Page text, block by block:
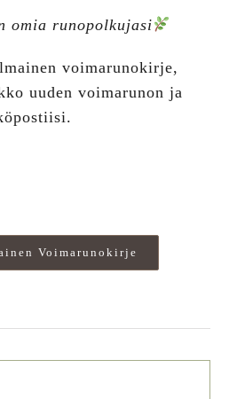
omia runopolkujasi
voimarunokirje,
uuden voimarunon ja
Voimarunokirje